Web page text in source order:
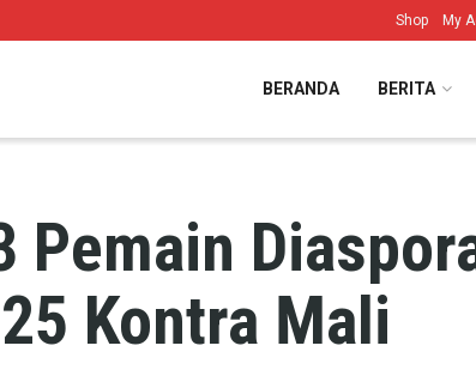
Shop My
BERANDA BERITA
Kontra Mali